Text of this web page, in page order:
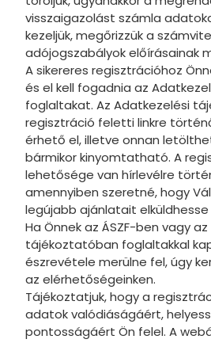
visszaigazolást számla
kezeljük, megőrizzük a
adójogszabályok előírásainak
A sikereres regisztrációhoz
és el kell fogadnia az
foglaltakat. Az Adatkezelési
regisztráció feletti linkre
érhető el, illetve onnan
bármikor kinyomtatható. A
lehetősége van hírlevélre
amennyiben szeretné, hogy
legújabb ajánlatait elküldhesse
Ha Önnek az ÁSZF-ben vagy
tájékoztatóban foglaltakkal
észrevétele merülne fel, úgy
az elérhetőségeinken.
Tájékoztatjuk, hogy a
adatok valódiáságáért,
pontosságáért Ön felel. A